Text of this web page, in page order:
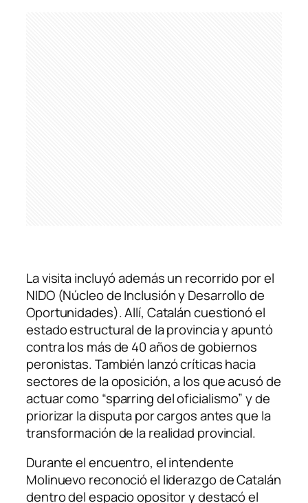
La visita incluyó además un recorrido por el
NIDO (Núcleo de Inclusión y Desarrollo de
Oportunidades). Allí, Catalán cuestionó el
estado estructural de la provincia y apuntó
contra los más de 40 años de gobiernos
peronistas. También lanzó críticas hacia
sectores de la oposición, a los que acusó de
actuar como “sparring del oficialismo” y de
priorizar la disputa por cargos antes que la
transformación de la realidad provincial.
Durante el encuentro, el intendente
Molinuevo reconoció el liderazgo de Catalán
dentro del espacio opositor y destacó el